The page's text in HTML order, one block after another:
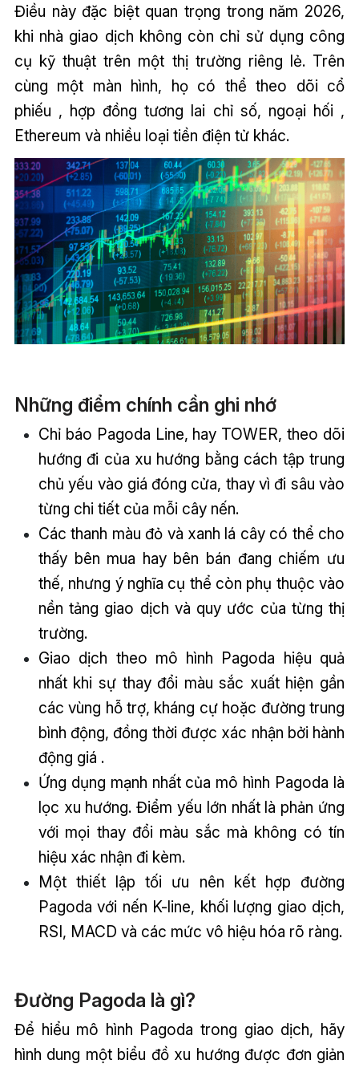
Điều này đặc biệt quan trọng trong năm 2026,
khi nhà giao dịch không còn chỉ sử dụng công
cụ kỹ thuật trên một thị trường riêng lẻ. Trên
cùng một màn hình, họ có thể theo dõi cổ
phiếu , hợp đồng tương lai chỉ số, ngoại hối ,
Ethereum và nhiều loại tiền điện tử khác.
Những điểm chính cần ghi nhớ
Chỉ báo Pagoda Line, hay TOWER, theo dõi
hướng đi của xu hướng bằng cách tập trung
chủ yếu vào giá đóng cửa, thay vì đi sâu vào
từng chi tiết của mỗi cây nến.
Các thanh màu đỏ và xanh lá cây có thể cho
thấy bên mua hay bên bán đang chiếm ưu
thế, nhưng ý nghĩa cụ thể còn phụ thuộc vào
nền tảng giao dịch và quy ước của từng thị
trường.
Giao dịch theo mô hình Pagoda hiệu quả
nhất khi sự thay đổi màu sắc xuất hiện gần
các vùng hỗ trợ, kháng cự hoặc đường trung
bình động, đồng thời được xác nhận bởi hành
động giá .
Ứng dụng mạnh nhất của mô hình Pagoda là
lọc xu hướng. Điểm yếu lớn nhất là phản ứng
với mọi thay đổi màu sắc mà không có tín
hiệu xác nhận đi kèm.
Một thiết lập tối ưu nên kết hợp đường
Pagoda với nến K-line, khối lượng giao dịch,
RSI, MACD và các mức vô hiệu hóa rõ ràng.
Đường Pagoda là gì?
Để hiểu mô hình Pagoda trong giao dịch, hãy
hình dung một biểu đồ xu hướng được đơn giản